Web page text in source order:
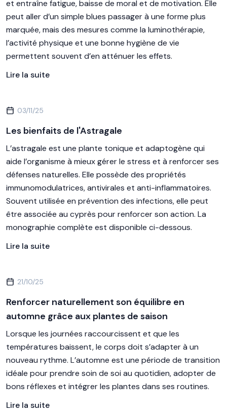
et entraîne fatigue, baisse de moral et de motivation. Elle
peut aller d’un simple blues passager à une forme plus
marquée, mais des mesures comme la luminothérapie,
l’activité physique et une bonne hygiène de vie
permettent souvent d’en atténuer les effets.
Lire la suite
03/11/25
Les bienfaits de l'Astragale
L’astragale est une plante tonique et adaptogène qui
aide l’organisme à mieux gérer le stress et à renforcer ses
défenses naturelles. Elle possède des propriétés
immunomodulatrices, antivirales et anti-inflammatoires.
Souvent utilisée en prévention des infections, elle peut
être associée au cyprès pour renforcer son action. La
monographie complète est disponible ci-dessous.
Lire la suite
21/10/25
Renforcer naturellement son équilibre en
automne grâce aux plantes de saison
Lorsque les journées raccourcissent et que les
températures baissent, le corps doit s’adapter à un
nouveau rythme. L’automne est une période de transition
idéale pour prendre soin de soi au quotidien, adopter de
bons réflexes et intégrer les plantes dans ses routines.
Lire la suite